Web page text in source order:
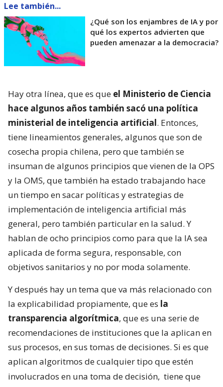
Lee también...
¿Qué son los enjambres de IA y por
qué los expertos advierten que
pueden amenazar a la democracia?
Hay otra línea, que es que el Ministerio de Ciencia
hace algunos años también sacó una política
ministerial de inteligencia artificial. Entonces,
tiene lineamientos generales, algunos que son de
cosecha propia chilena, pero que también se
insuman de algunos principios que vienen de la OPS
y la OMS, que también ha estado trabajando hace
un tiempo en sacar políticas y estrategias de
implementación de inteligencia artificial más
general, pero también particular en la salud. Y
hablan de ocho principios como para que la IA sea
aplicada de forma segura, responsable, con
objetivos sanitarios y no por moda solamente.
Y después hay un tema que va más relacionado con
la explicabilidad propiamente, que es la
transparencia algorítmica, que es una serie de
recomendaciones de instituciones que la aplican en
sus procesos, en sus tomas de decisiones. Si es que
aplican algoritmos de cualquier tipo que estén
involucrados en una toma de decisión, tiene que